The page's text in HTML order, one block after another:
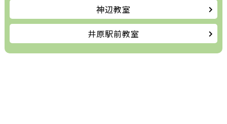
神辺教室
井原駅前教室